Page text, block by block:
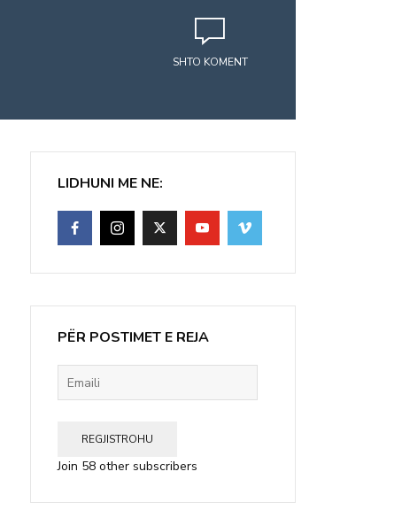
SHTO KOMENT
LIDHUNI ME NE:
PËR POSTIMET E REJA
REGJISTROHU
Join 58 other subscribers